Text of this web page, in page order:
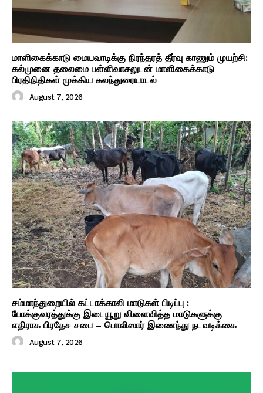
மாளிகைக்காடு மையவாடிக்கு நிரந்தரத் தீர்வு காணும் முயற்சி:
கல்முனை தலைமை பள்ளிவாசலுடன் மாளிகைக்காடு
பிரதிநிதிகள் முக்கிய கலந்துரையாடல்
August 7, 2026
சம்மாந்துறையில் கட்டாக்காலி மாடுகள் பிடிப்பு :
போக்குவரத்துக்கு இடையூறு விளைவித்த மாடுகளுக்கு
எதிராக பிரதேச சபை – பொலிஸார் இணைந்து நடவடிக்கை
August 7, 2026